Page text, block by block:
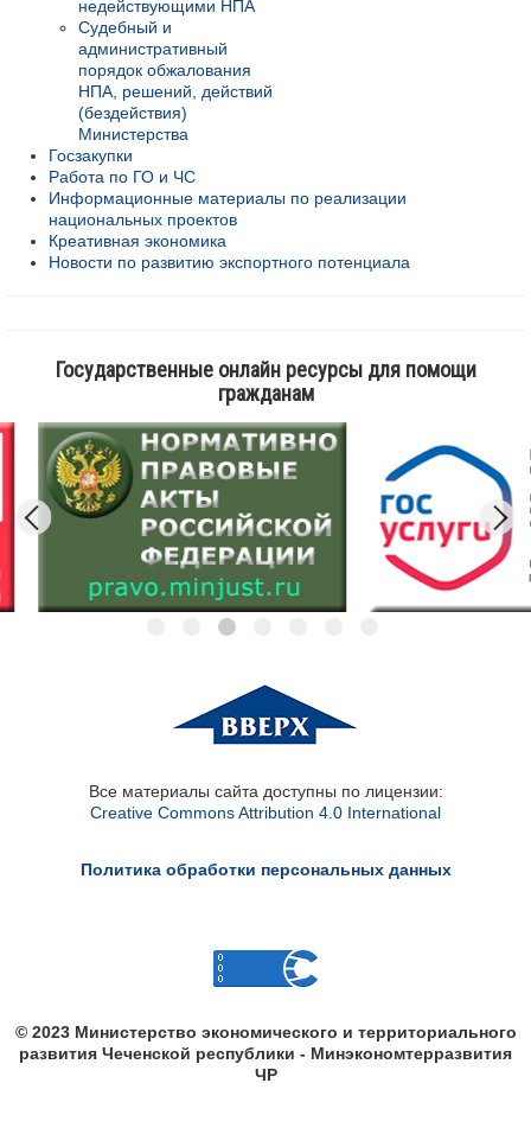
недействующими НПА
Судебный и
административный
порядок обжалования
НПА, решений, действий
(бездействия)
Министерства
Госзакупки
Работа по ГО и ЧС
Информационные материалы по реализации
национальных проектов
Креативная экономика
Новости по развитию экспортного потенциала
Государственные онлайн ресурсы для помощи
гражданам
Все материалы сайта доступны по лицензии:
Creative Commons Attribution 4.0 International
Политика обработки персональных данных
© 2023 Министерство экономического и территориального
развития Чеченской республики - Минэкономтерразвития
ЧР